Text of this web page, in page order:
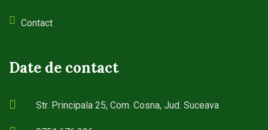
Contact
Date de contact
Str. Principala 25, Com. Cosna, Jud. Suceava